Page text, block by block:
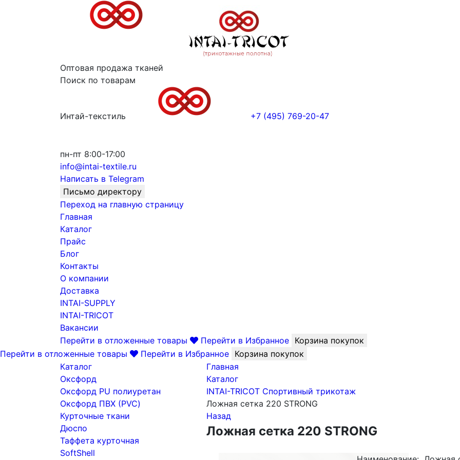
Оптовая продажа тканей
Поиск по товарам
Интай-текстиль +7 (495) 769-20-47
пн-пт 8:00-17:00
info@intai-textile.ru
Написать в Telegram
Письмо директору
Переход на главную страницу
Главная
Каталог
Прайс
Блог
Контакты
О компании
Доставка
INTAI-SUPPLY
INTAI-TRICOT
Вакансии
Перейти в отложенные товары
Перейти в Избранное Корзина покупок
Перейти в отложенные товары
Перейти в Избранное Корзина покупок
Каталог
Оксфорд
Оксфорд PU полиуретан
Оксфорд ПВХ (PVC)
Курточные ткани
Дюспо
Таффета курточная
SoftShell
Главная
Каталог
INTAI-TRICOT Спортивный трикотаж
Ложная сетка 220 STRONG
Назад
Ложная сетка 220 STRONG